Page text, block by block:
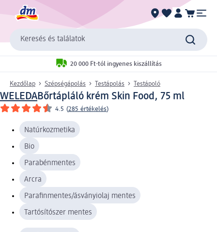
Keresés és találatok
20 000 Ft-tól ingyenes kiszállítás
Kezdőlap Szépségápolás Testápolás Testápoló
WELEDABőrtápláló krém Skin Food, 75 ml
4.5 (285 értékelés)
Natúrkozmetika
Bio
Parabénmentes
Arcra
Parafinmentes/ásványiolaj mentes
Tartósítószer mentes